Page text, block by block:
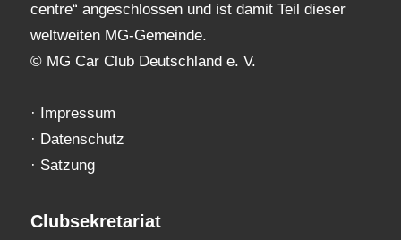
centre“ angeschlossen und ist damit Teil dieser
weltweiten MG-Gemeinde.
© MG Car Club Deutschland e. V.
· Impressum
· Datenschutz
· Satzung
Clubsekretariat